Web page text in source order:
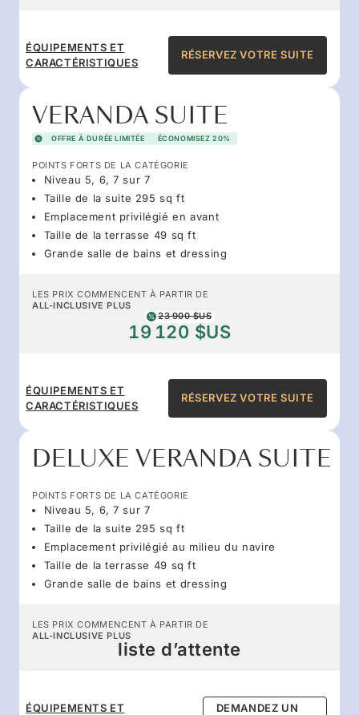
ÉQUIPEMENTS ET
CARACTÉRISTIQUES
RÉSERVEZ VOTRE SUITE
VERANDA SUITE
OFFRE À DURÉE LIMITÉE ÉCONOMISEZ 20%
POINTS FORTS DE LA CATÉGORIE
Niveau 5, 6, 7 sur 7
Taille de la suite 295 sq ft
Emplacement privilégié en avant
Taille de la terrasse 49 sq ft
Grande salle de bains et dressing
LES PRIX COMMENCENT À PARTIR DE
ALL-INCLUSIVE PLUS
23 900 $US
19 120 $US
ÉQUIPEMENTS ET
CARACTÉRISTIQUES
RÉSERVEZ VOTRE SUITE
DELUXE VERANDA SUITE
POINTS FORTS DE LA CATÉGORIE
Niveau 5, 6, 7 sur 7
Taille de la suite 295 sq ft
Emplacement privilégié au milieu du navire
Taille de la terrasse 49 sq ft
Grande salle de bains et dressing
LES PRIX COMMENCENT À PARTIR DE
ALL-INCLUSIVE PLUS
liste d’attente
ÉQUIPEMENTS ET
DEMANDEZ UN